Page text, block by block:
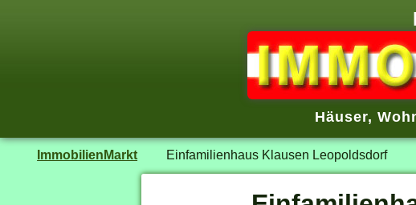
Häuser,
ImmobilienMarkt Einfamilienhaus Klausen Leopoldsdorf